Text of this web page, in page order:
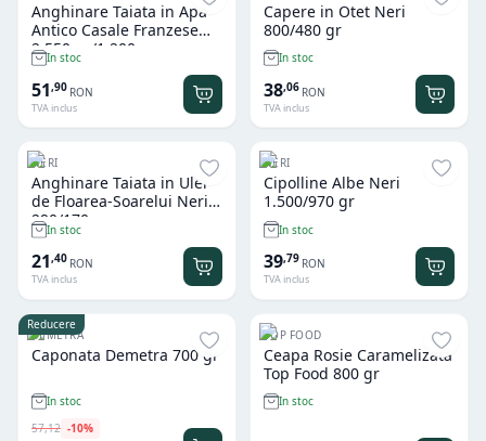
Anghinare Taiata in Apa
Antico Casale Franzese
2.550 gr/1.200 gr
In stoc
51,90 RON
TVA inclus
Capere in Otet Neri
800/480 gr
In stoc
38,06 RON
TVA inclus
NERI
Anghinare Taiata in Ulei
de Floarea-Soarelui Neri
290/170 gr
In stoc
21,40 RON
TVA inclus
NERI
Cipolline Albe Neri
1.500/970 gr
In stoc
39,79 RON
TVA inclus
Reducere
DEMETRA
Caponata Demetra 700 gr
In stoc
57,12 -10%
TOP FOOD
Ceapa Rosie Caramelizata
Top Food 800 gr
In stoc